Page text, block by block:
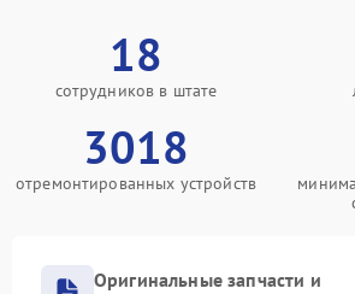
18
сотрудников в штате
3018
отремонтированных устройств
Оригинальные запчасти и